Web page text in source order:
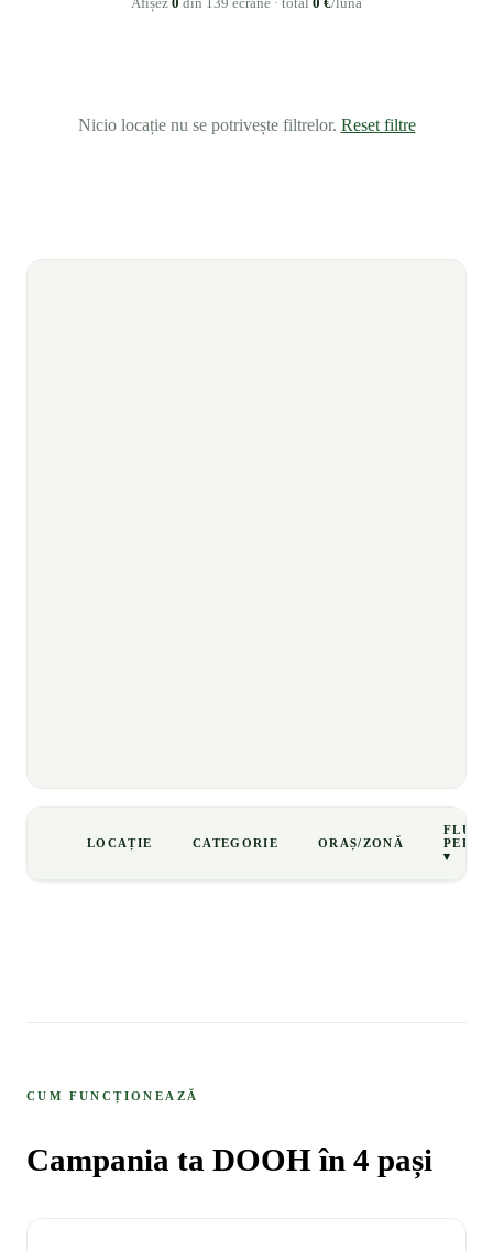
Nicio locație nu se potrivește filtrelor. Reset filtre
LOCAȚIE CATEGORIE ORAȘ/ZONĂ
FLUX
▾
CUM FUNCȚIONEAZĂ
Campania ta DOOH în 4 pași